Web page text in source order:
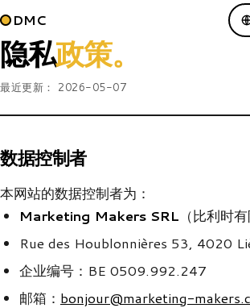
DMC
隐私政策。
最近更新： 2026-05-07
数据控制者
本网站的数据控制者为：
Marketing Makers SRL （比利时
Rue des Houblonnières 53, 4020
企业编号：BE 0509.992.247
邮箱： bonjour@marketing-